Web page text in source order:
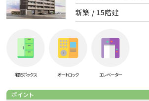
新築 / 15階建
宅配ボックス オートロック エレベーター
ポイント